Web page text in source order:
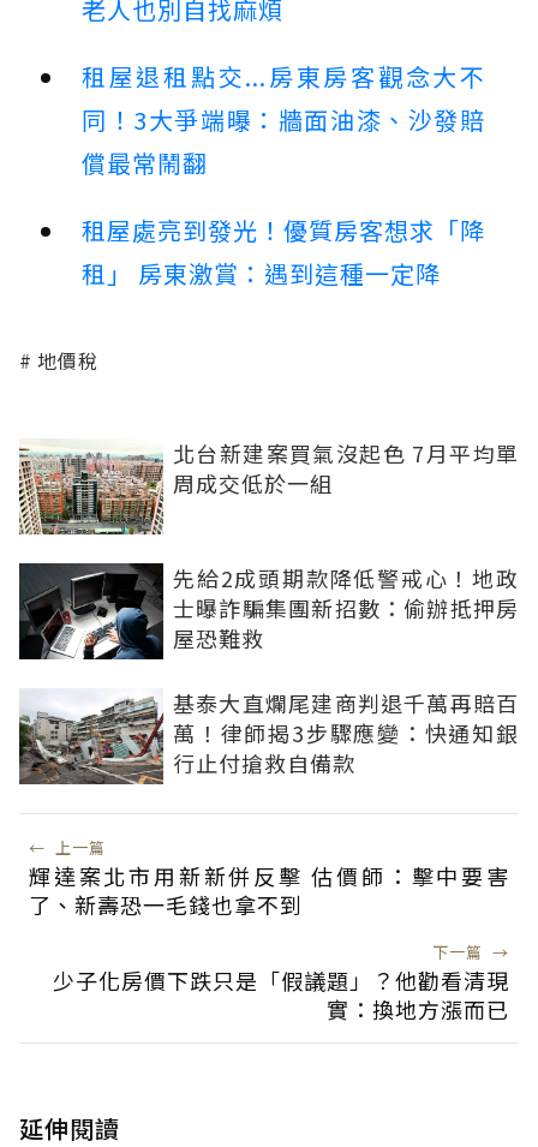
老人也別自找麻煩
租屋退租點交...房東房客觀念大不
同！3大爭端曝：牆面油漆、沙發賠
償最常鬧翻
租屋處亮到發光！優質房客想求「降
租」 房東激賞：遇到這種一定降
地價稅
北台新建案買氣沒起色 7月平均單
周成交低於一組
先給2成頭期款降低警戒心！地政
士曝詐騙集團新招數：偷辦抵押房
屋恐難救
基泰大直爛尾建商判退千萬再賠百
萬！律師揭3步驟應變：快通知銀
行止付搶救自備款
← 上一篇
輝達案北市用新新併反擊 估價師：擊中要害
了、新壽恐一毛錢也拿不到
下一篇 →
少子化房價下跌只是「假議題」？他勸看清現
實：換地方漲而已
延伸閱讀